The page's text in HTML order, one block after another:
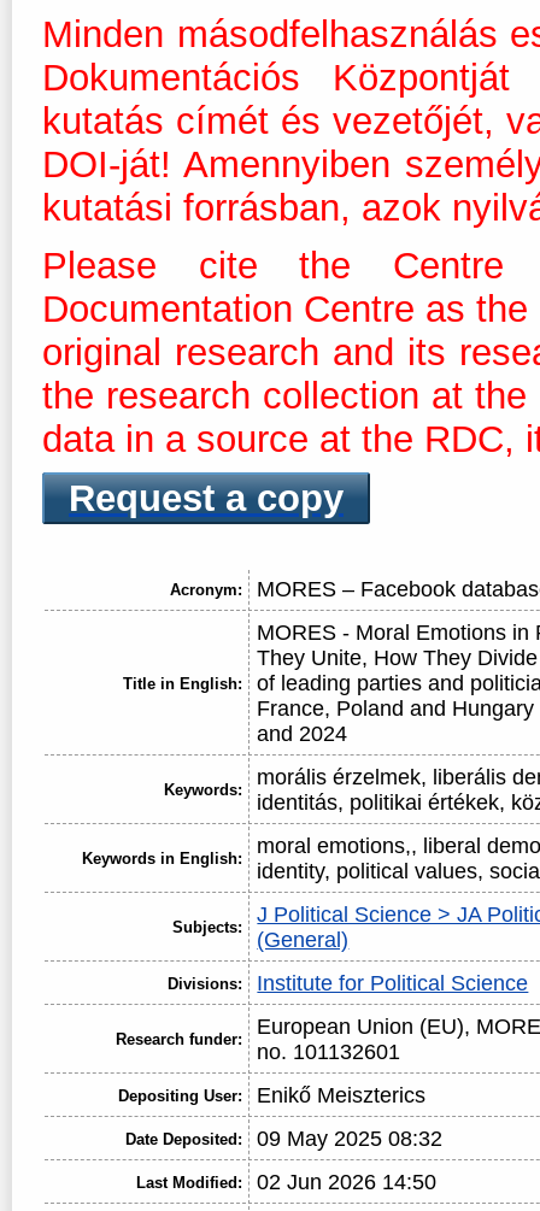
Minden másodfelhasználás
Dokumentációs
kutatás címét és vezetőjét,
DOI-ját! Amennyiben
kutatási forrásban, azok
Please cite the Centre
Documentation Centre as
original research and its
the research collection at
data in a source at the RDC,
Request a copy
Acronym: MORES – Facebook
Title in English:
MORES - Moral Emotions in
They Unite, How They
of leading parties and
France, Poland and
and 2024
Keywords:
morális érzelmek, liberális
identitás, politikai értékek,
Keywords in English:
moral emotions,, liberal
identity, political values,
Subjects:
J Political Science > JA
(General)
Divisions: Institute for Political Science
Research funder:
European Union (EU),
no. 101132601
Depositing User: Enikő Meiszterics
Date Deposited: 09 May 2025 08:32
Last Modified: 02 Jun 2026 14:50